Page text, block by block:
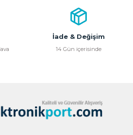
bulunuyor.
daha pahalı.
alternatifler olmalı.İade & Değişim
14 Gün içerisinde